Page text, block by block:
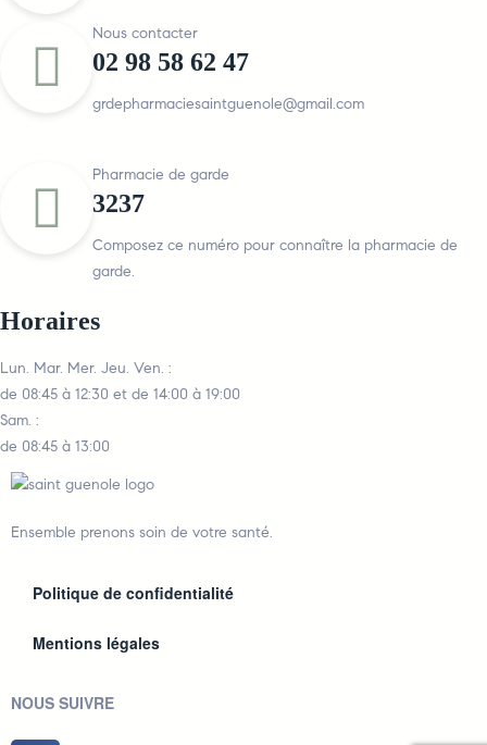
Nous contacter
02 98 58 62 47
grdepharmaciesaintguenole@gmail.com
Pharmacie de garde
3237
Composez ce numéro pour connaître la pharmacie de
garde.
Horaires
Lun. Mar. Mer. Jeu. Ven. :
de 08:45 à 12:30 et de 14:00 à 19:00
Sam. :
de 08:45 à 13:00
Ensemble prenons soin de votre santé.
Politique de confidentialité
Mentions légales
NOUS SUIVRE